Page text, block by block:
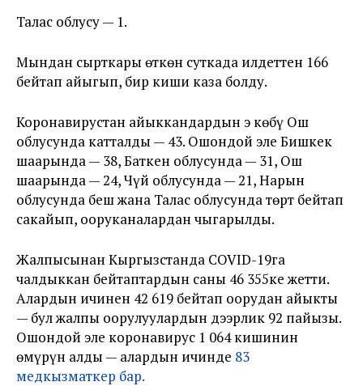
Талас облусу — 1.
Мындан сырткары өткөн суткада илдеттен 166
бейтап айыгып, бир киши каза болду.
Коронавирустан айыккандардын эң көбү Ош
облусунда катталды — 43. Ошондой эле Бишкек
шаарында — 38, Баткен облусунда — 31, Ош
шаарында — 24, Чүй облусунда — 21, Нарын
облусунда беш жана Талас облусунда төрт бейтап
сакайып, ооруканалардан чыгарылды.
Жалпысынан Кыргызстанда COVID-19га
чалдыккан бейтаптардын саны 46 355ке жетти.
Алардын ичинен 42 619 бейтап оорудан айыкты
— бул жалпы оорулуулардын дээрлик 92 пайызы.
Ошондой эле коронавирус 1 064 кишинин
өмүрүн алды — алардын ичинде 83
медкызматкер бар.